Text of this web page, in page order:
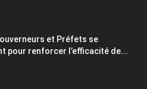
et Préfets se
pour renforcer l’efficacité de...